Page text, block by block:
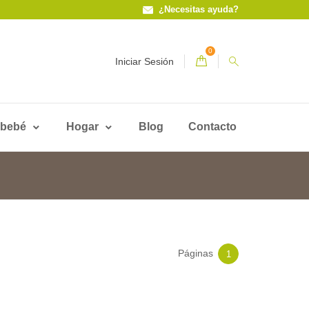
¿Necesitas ayuda?
Iniciar Sesión
0
Hogar Blog Contacto
Páginas 1